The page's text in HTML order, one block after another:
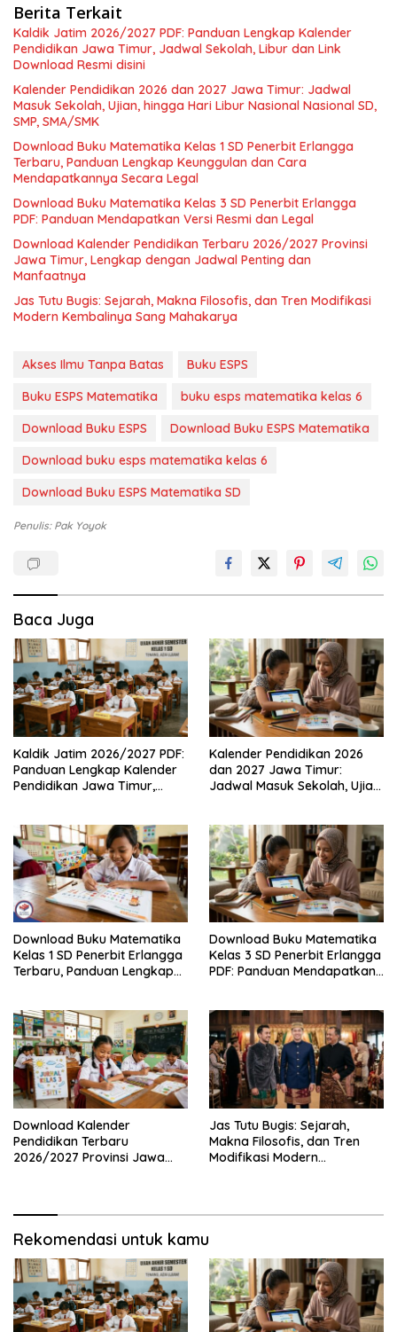
Berita Terkait
Kaldik Jatim 2026/2027 PDF: Panduan Lengkap Kalender
Pendidikan Jawa Timur, Jadwal Sekolah, Libur dan Link
Download Resmi disini
Kalender Pendidikan 2026 dan 2027 Jawa Timur: Jadwal
Masuk Sekolah, Ujian, hingga Hari Libur Nasional Nasional SD,
SMP, SMA/SMK
Download Buku Matematika Kelas 1 SD Penerbit Erlangga
Terbaru, Panduan Lengkap Keunggulan dan Cara
Mendapatkannya Secara Legal
Download Buku Matematika Kelas 3 SD Penerbit Erlangga
PDF: Panduan Mendapatkan Versi Resmi dan Legal
Download Kalender Pendidikan Terbaru 2026/2027 Provinsi
Jawa Timur, Lengkap dengan Jadwal Penting dan
Manfaatnya
Jas Tutu Bugis: Sejarah, Makna Filosofis, dan Tren Modifikasi
Modern Kembalinya Sang Mahakarya
Akses Ilmu Tanpa Batas
Buku ESPS
Buku ESPS Matematika
buku esps matematika kelas 6
Download Buku ESPS
Download Buku ESPS Matematika
Download buku esps matematika kelas 6
Download Buku ESPS Matematika SD
Penulis: Pak Yoyok
Baca Juga
Kaldik Jatim 2026/2027 PDF:
Panduan Lengkap Kalender
Pendidikan Jawa Timur,
Kalender Pendidikan 2026
dan 2027 Jawa Timur:
Jadwal Masuk Sekolah, Ujian,
Download Buku Matematika
Kelas 1 SD Penerbit Erlangga
Terbaru, Panduan Lengkap
Legal
Download Buku Matematika
Kelas 3 SD Penerbit Erlangga
PDF: Panduan Mendapatkan
Download Kalender
Pendidikan Terbaru
2026/2027 Provinsi Jawa
Jas Tutu Bugis: Sejarah,
Makna Filosofis, dan Tren
Modifikasi Modern
Rekomendasi untuk kamu